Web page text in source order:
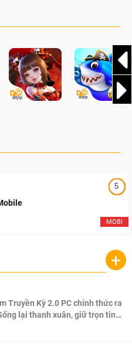
5
MOBI
+
Truyền Kỳ 2.0 PC chính thức ra
lại thanh xuân, giữ trọn tinh